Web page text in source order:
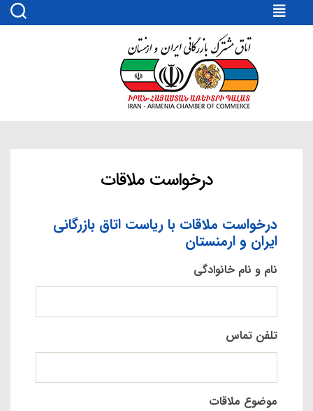
درخواست ملاقات
درخواست ملاقات با ریاست اتاق بازرگانی
ایران و ارمنستان
نام و نام خانوادگی
تلفن تماس
موضوع ملاقات